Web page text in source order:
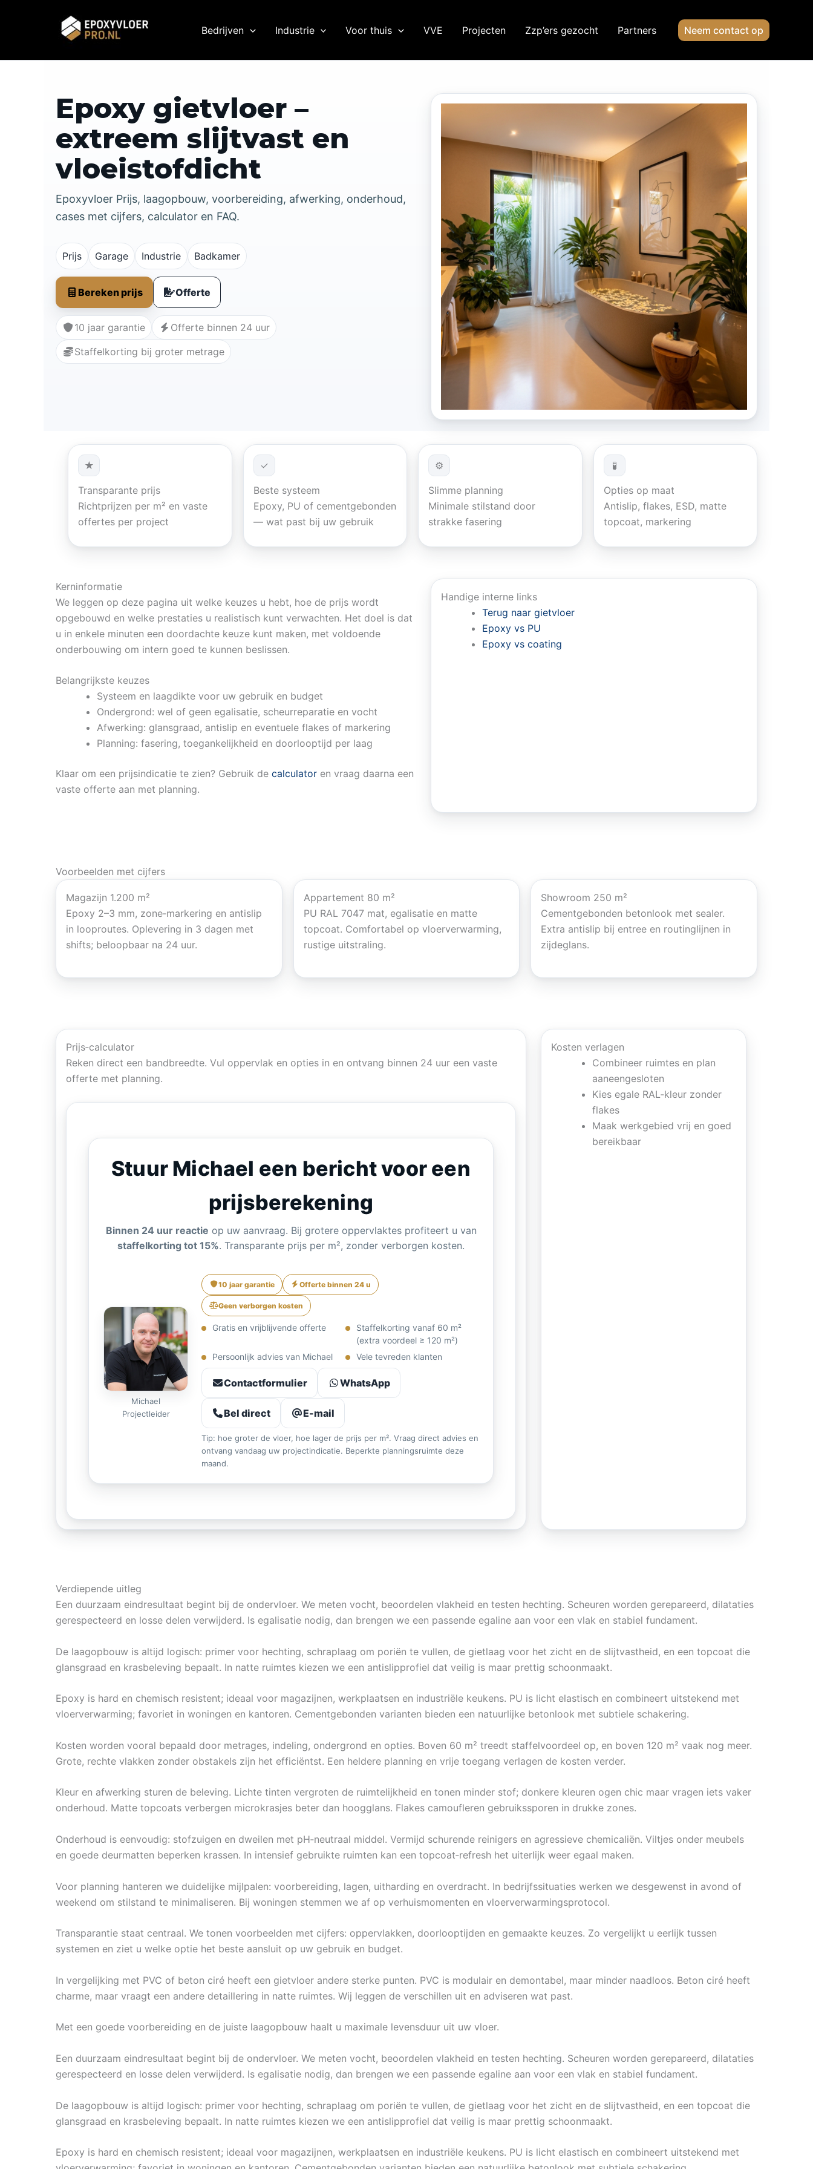
Bedrijven Industrie Voor thuis VVE Projecten Zzp’ers gezocht Partners Neem contact op
Epoxy gietvloer –
extreem slijtvast en
vloeistofdicht
Epoxyvloer Prijs, laagopbouw, voorbereiding, afwerking, onderhoud,
cases met cijfers, calculator en FAQ.
Prijs Garage Industrie Badkamer
Bereken prijs Offerte
10 jaar garantie
Offerte binnen 24 uur
Staffelkorting bij groter metrage
★
Transparante prijs
Richtprijzen per m² en vaste
offertes per project
✓
Beste systeem
Epoxy, PU of cementgebonden
— wat past bij uw gebruik
⚙
Slimme planning
Minimale stilstand door
strakke fasering
🧪
Opties op maat
Antislip, flakes, ESD, matte
topcoat, markering
Kerninformatie
We leggen op deze pagina uit welke keuzes u hebt, hoe de prijs wordt
opgebouwd en welke prestaties u realistisch kunt verwachten. Het doel is dat
u in enkele minuten een doordachte keuze kunt maken, met voldoende
onderbouwing om intern goed te kunnen beslissen.
Belangrijkste keuzes
Systeem en laagdikte voor uw gebruik en budget
Ondergrond: wel of geen egalisatie, scheurreparatie en vocht
Afwerking: glansgraad, antislip en eventuele flakes of markering
Planning: fasering, toegankelijkheid en doorlooptijd per laag
Klaar om een prijsindicatie te zien? Gebruik de calculator en vraag daarna een
vaste offerte aan met planning.
Handige interne links
Terug naar gietvloer
Epoxy vs PU
Epoxy vs coating
Voorbeelden met cijfers
Magazijn 1.200 m²
Epoxy 2–3 mm, zone‑markering en antislip
in looproutes. Oplevering in 3 dagen met
shifts; beloopbaar na 24 uur.
Appartement 80 m²
PU RAL 7047 mat, egalisatie en matte
topcoat. Comfortabel op vloerverwarming,
rustige uitstraling.
Showroom 250 m²
Cementgebonden betonlook met sealer.
Extra antislip bij entree en routinglijnen in
zijdeglans.
Prijs‑calculator
Reken direct een bandbreedte. Vul oppervlak en opties in en ontvang binnen 24 uur een vaste
offerte met planning.
Stuur Michael een bericht voor een
prijsberekening
Binnen 24 uur reactie op uw aanvraag. Bij grotere oppervlaktes profiteert u van
staffelkorting tot 15%. Transparante prijs per m², zonder verborgen kosten.
Michael
Projectleider
10 jaar garantie Offerte binnen 24 u
Geen verborgen kosten
Gratis en vrijblijvende offerte
Staffelkorting vanaf 60 m²
(extra voordeel ≥ 120 m²)
Persoonlijk advies van Michael
Vele tevreden klanten
Contactformulier WhatsApp
Bel direct E-mail
Tip: hoe groter de vloer, hoe lager de prijs per m². Vraag direct advies en
ontvang vandaag uw projectindicatie. Beperkte planningsruimte deze
maand.
Kosten verlagen
Combineer ruimtes en plan
aaneengesloten
Kies egale RAL‑kleur zonder
flakes
Maak werkgebied vrij en goed
bereikbaar
Verdiepende uitleg
Een duurzaam eindresultaat begint bij de ondervloer. We meten vocht, beoordelen vlakheid en testen hechting. Scheuren worden gerepareerd, dilataties
gerespecteerd en losse delen verwijderd. Is egalisatie nodig, dan brengen we een passende egaline aan voor een vlak en stabiel fundament.
De laagopbouw is altijd logisch: primer voor hechting, schraplaag om poriën te vullen, de gietlaag voor het zicht en de slijtvastheid, en een topcoat die
glansgraad en krasbeleving bepaalt. In natte ruimtes kiezen we een antislipprofiel dat veilig is maar prettig schoonmaakt.
Epoxy is hard en chemisch resistent; ideaal voor magazijnen, werkplaatsen en industriële keukens. PU is licht elastisch en combineert uitstekend met
vloerverwarming; favoriet in woningen en kantoren. Cementgebonden varianten bieden een natuurlijke betonlook met subtiele schakering.
Kosten worden vooral bepaald door metrages, indeling, ondergrond en opties. Boven 60 m² treedt staffelvoordeel op, en boven 120 m² vaak nog meer.
Grote, rechte vlakken zonder obstakels zijn het efficiëntst. Een heldere planning en vrije toegang verlagen de kosten verder.
Kleur en afwerking sturen de beleving. Lichte tinten vergroten de ruimtelijkheid en tonen minder stof; donkere kleuren ogen chic maar vragen iets vaker
onderhoud. Matte topcoats verbergen microkrasjes beter dan hoogglans. Flakes camoufleren gebruikssporen in drukke zones.
Onderhoud is eenvoudig: stofzuigen en dweilen met pH‑neutraal middel. Vermijd schurende reinigers en agressieve chemicaliën. Viltjes onder meubels
en goede deurmatten beperken krassen. In intensief gebruikte ruimten kan een topcoat‑refresh het uiterlijk weer egaal maken.
Voor planning hanteren we duidelijke mijlpalen: voorbereiding, lagen, uitharding en overdracht. In bedrijfssituaties werken we desgewenst in avond of
weekend om stilstand te minimaliseren. Bij woningen stemmen we af op verhuismomenten en vloerverwarmingsprotocol.
Transparantie staat centraal. We tonen voorbeelden met cijfers: oppervlakken, doorlooptijden en gemaakte keuzes. Zo vergelijkt u eerlijk tussen
systemen en ziet u welke optie het beste aansluit op uw gebruik en budget.
In vergelijking met PVC of beton ciré heeft een gietvloer andere sterke punten. PVC is modulair en demontabel, maar minder naadloos. Beton ciré heeft
charme, maar vraagt een andere detaillering in natte ruimtes. Wij leggen de verschillen uit en adviseren wat past.
Met een goede voorbereiding en de juiste laagopbouw haalt u maximale levensduur uit uw vloer.
Een duurzaam eindresultaat begint bij de ondervloer. We meten vocht, beoordelen vlakheid en testen hechting. Scheuren worden gerepareerd, dilataties
gerespecteerd en losse delen verwijderd. Is egalisatie nodig, dan brengen we een passende egaline aan voor een vlak en stabiel fundament.
De laagopbouw is altijd logisch: primer voor hechting, schraplaag om poriën te vullen, de gietlaag voor het zicht en de slijtvastheid, en een topcoat die
glansgraad en krasbeleving bepaalt. In natte ruimtes kiezen we een antislipprofiel dat veilig is maar prettig schoonmaakt.
Epoxy is hard en chemisch resistent; ideaal voor magazijnen, werkplaatsen en industriële keukens. PU is licht elastisch en combineert uitstekend met